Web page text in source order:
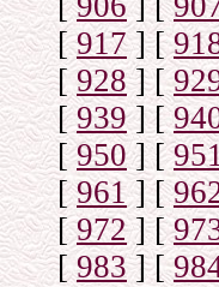
[917] [
[928] [
[939] [
[950] [
[961] [
[972] [
[983] [